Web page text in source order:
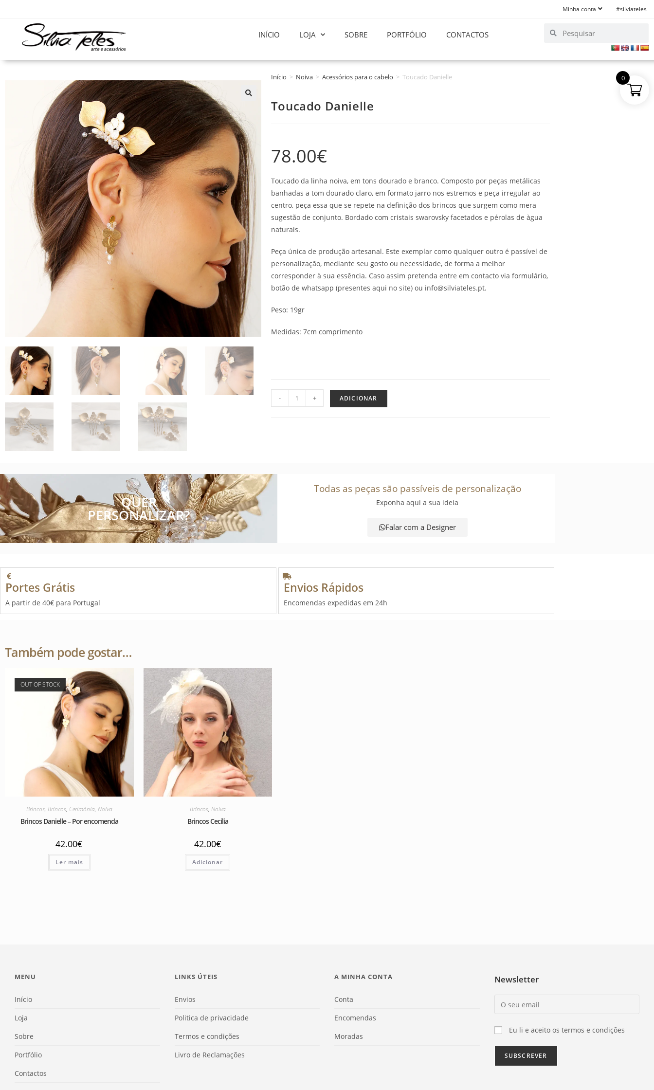
Minha conta #silviateles
INÍCIO LOJA SOBRE PORTFÓLIO CONTACTOS
Início > Noiva > Acessórios para o cabelo > Toucado Danielle
Toucado Danielle
78.00€
Toucado da linha noiva, em tons dourado e branco. Composto por peças metálicas
banhadas a tom dourado claro, em formato jarro nos estremos e peça irregular ao
centro, peça essa que se repete na definição dos brincos que surgem como mera
sugestão de conjunto. Bordado com cristais swarovsky facetados e pérolas de àgua
naturais.
Peça única de produção artesanal. Este exemplar como qualquer outro é passível de
personalização, mediante seu gosto ou necessidade, de forma a melhor
corresponder à sua essência. Caso assim pretenda entre em contacto via formulário,
botão de whatsapp (presentes aqui no site) ou info@silviateles.pt.
Peso: 19gr
Medidas: 7cm comprimento
- + ADICIONAR
QUER
PERSONALIZAR?
Todas as peças são passíveis de personalização
Exponha aqui a sua ideia
Falar com a Designer
Portes Grátis
A partir de 40€ para Portugal
Envios Rápidos
Encomendas expedidas em 24h
Também pode gostar…
OUT OF STOCK
Brincos, Brincos, Cerimónia, Noiva
Brincos Danielle – Por encomenda
42.00€
Ler mais
Brincos, Noiva
Brincos Cecília
42.00€
Adicionar
MENU
Início
Loja
Sobre
Portfólio
Contactos
LINKS ÚTEIS
Envios
Politica de privacidade
Termos e condições
Livro de Reclamações
A MINHA CONTA
Conta
Encomendas
Moradas
Newsletter
Eu li e aceito os termos e condições
0